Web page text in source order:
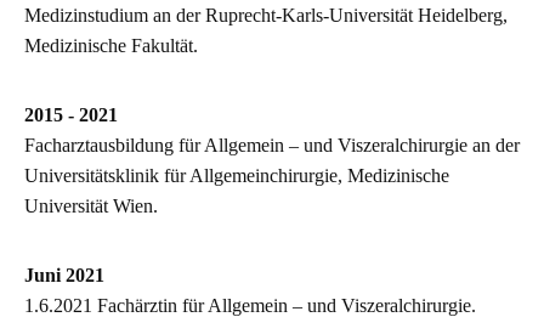
Medizinstudium an der Ruprecht-Karls-Universität Heidelberg,
Medizinische Fakultät.
2015 - 2021
Facharztausbildung für Allgemein – und Viszeralchirurgie an der
Universitätsklinik für Allgemeinchirurgie, Medizinische
Universität Wien.
Juni 2021
1.6.2021 Fachärztin für Allgemein – und Viszeralchirurgie.